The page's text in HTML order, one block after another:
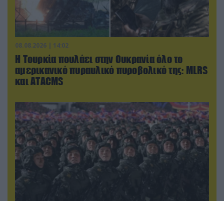
08.08.2026 | 14:02
Η Τουρκία πουλάει στην Ουκρανία όλο το
αμερικανικό πυραυλικό πυροβολικό της: MLRS
και ΑΤΑCMS